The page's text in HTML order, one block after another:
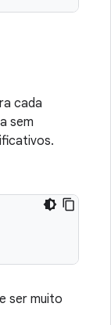
cada
sem
ser muito